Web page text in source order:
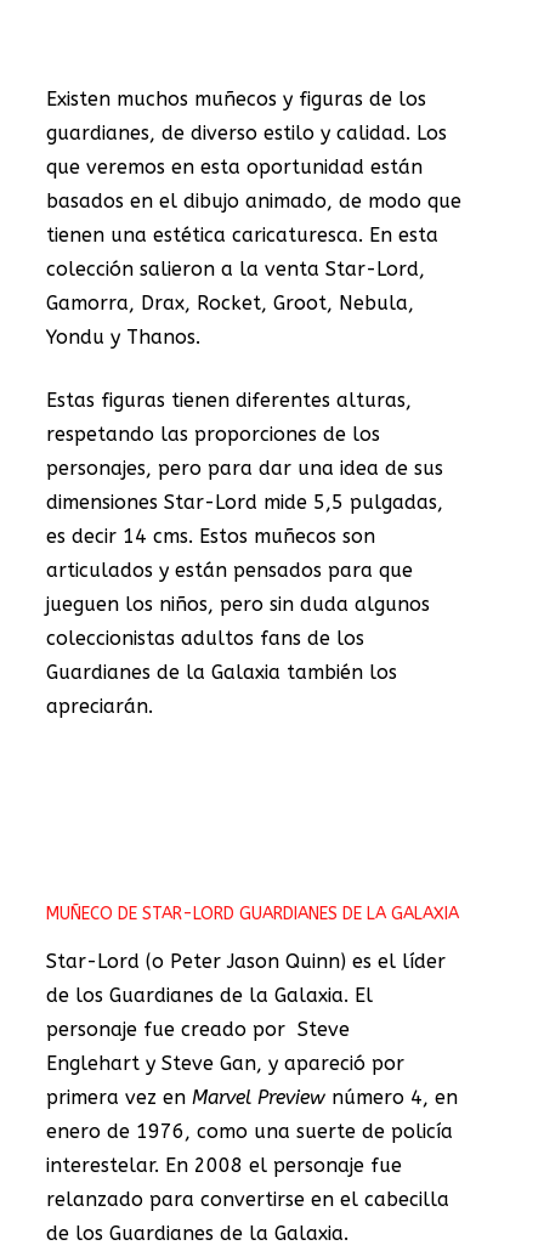
Existen muchos muñecos y figuras de los
guardianes, de diverso estilo y calidad. Los
que veremos en esta oportunidad están
basados en el dibujo animado, de modo que
tienen una estética caricaturesca. En esta
colección salieron a la venta Star-Lord,
Gamorra, Drax, Rocket, Groot, Nebula,
Yondu y Thanos.
Estas figuras tienen diferentes alturas,
respetando las proporciones de los
personajes, pero para dar una idea de sus
dimensiones Star-Lord mide 5,5 pulgadas,
es decir 14 cms. Estos muñecos son
articulados y están pensados para que
jueguen los niños, pero sin duda algunos
coleccionistas adultos fans de los
Guardianes de la Galaxia también los
apreciarán.
MUÑECO DE STAR-LORD GUARDIANES DE LA GALAXIA
Star-Lord (o Peter Jason Quinn) es el líder
de los Guardianes de la Galaxia. El
personaje fue creado por Steve
Englehart y Steve Gan, y apareció por
primera vez en Marvel Preview número 4, en
enero de 1976, como una suerte de policía
interestelar. En 2008 el personaje fue
relanzado para convertirse en el cabecilla
de los Guardianes de la Galaxia.